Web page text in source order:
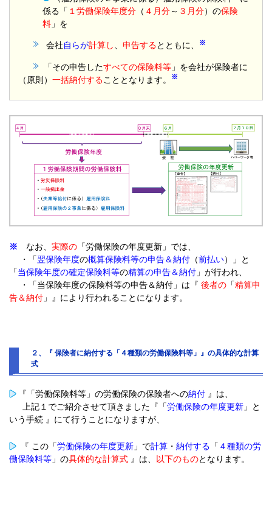
係る「 １労働保険年度分 （ ４月分～ ３月分）の保険
料 」を
会社自らが計算し、申告するとともに、 ※
「その申告したすべての保険料等 」を会社が保険者に
（原則）一括納付することとなります。 ※
※ なお、 実際の 「労働保険の年度更新」では、
・「翌保険年度の概算保険料等の申告＆納付 （前払い）」と
「当保険年度の確定保険料等の精算の申告＆納付 」が行われ、
・「当保険年度の保険料等の申告＆納付」は『 後者の 「精算申
告＆納付 」』により行われることになります。
２、『 保険者に納付する「４種類の労働保険料等」』の具体的な計算
式
『「労働保険料等」の労働保険の保険者への納付 』は、
上記１でご紹介させて頂きました『「労働保険の年度更新 」と
いう手続 』にて行うことになりますが、
『 この「労働保険の年度更新 」で計算 ・ 納付する 「 ４種類の労
働保険料等 」の具体的な計算式 』は、 以下のものとなります。